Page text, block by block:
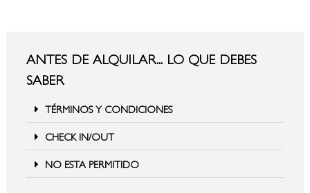
ANTES DE ALQUILAR... LO QUE DEBES
SABER
TÉRMINOS Y CONDICIONES
CHECK IN/OUT
NO ESTA PERMITIDO